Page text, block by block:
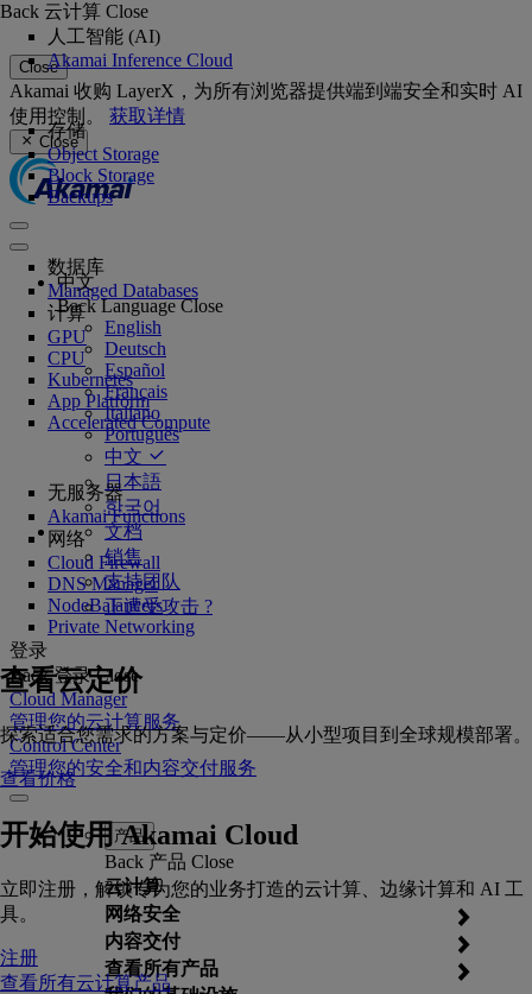
Close
Akamai 收购 LayerX，为所有浏览器提供端到端安全和实时 AI
使用控制。 获取详情
Close
中文
Back Language Close
English
Deutsch
Español
Français
Italiano
Português
中文
日本語
한국어
文档
销售
支持团队
正遭受攻击 ?
登录
Back 登录 Close
Cloud Manager
管理您的云计算服务
Control Center
管理您的安全和内容交付服务
产品
Back 产品 Close
云计算
网络安全
内容交付
查看所有产品
Back 云计算 Close
人工智能 (AI)
Akamai Inference Cloud
存储
Object Storage
Block Storage
Backups
数据库
Managed Databases
计算
GPU
CPU
Kubernetes
App Platform
Accelerated Compute
无服务器
Akamai Functions
网络
Cloud Firewall
DNS Manager
NodeBalancers
Private Networking
查看云定价
探索适合您需求的方案与定价——从小型项目到全球规模部署。
查看价格
开始使用 Akamai Cloud
立即注册，解锁专为您的业务打造的云计算、边缘计算和 AI 工
具。
注册
查看所有云计算产品